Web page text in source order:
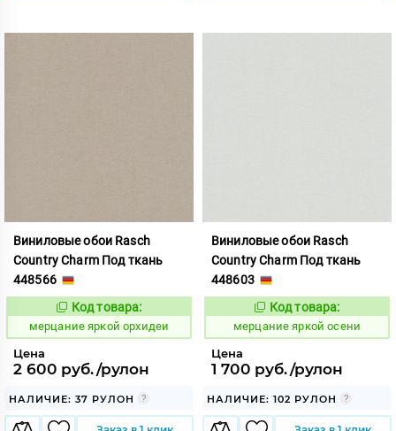
Виниловые обои Rasch
Country Charm Под ткань
448566
975814
Код товара:
мерцание яркой орхидеи
Цена
2 600 руб./рулон
НАЛИЧИЕ: 37 РУЛОН
Виниловые обои Rasch
Country Charm Под ткань
448603
975815
Код товара:
мерцание яркой осени
Цена
1 700 руб./рулон
НАЛИЧИЕ: 102 РУЛОН